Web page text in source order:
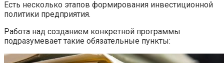
Есть несколько этапов формирования инвестиционной
политики предприятия.
Работа над созданием конкретной программы
подразумевает такие обязательные пункты: